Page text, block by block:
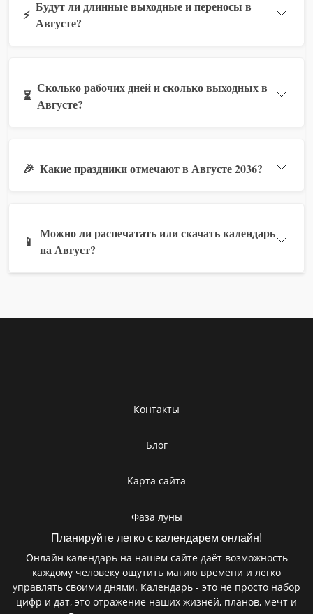
⚡
Будут ли длинные выходные и переносы в
Августе?
⏳
Сколько рабочих дней и сколько выходных в
Августе?
🎉 Какие праздники отмечают в Августе 2036?
📱
Можно ли распечатать или скачать календарь
на Август?
Контакты
Блог
Карта сайта
Фаза луны
Планируйте легко с календарем онлайн!
Онлайн календарь на нашем сайте даёт возможность
каждому человеку ощутить магию времени и легко
управлять своими днями. Календарь - это не просто набор
цифр и дат, это отражение наших жизней, планов, мечт и